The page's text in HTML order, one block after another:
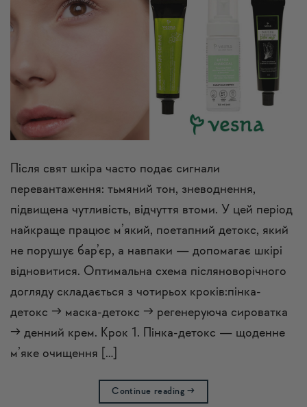
Після свят шкіра часто подає сигнали
перевантаження: тьмяний тон, зневоднення,
підвищена чутливість, відчуття втоми. У цей період
найкраще працює м’який, поетапний детокс, який
не порушує бар’єр, а навпаки — допомагає шкірі
відновитися. Оптимальна схема післяноворічного
догляду складається з чотирьох кроків:пінка-
детокс → маска-детокс → регенеруюча сироватка
→ денний крем. Крок 1. Пінка-детокс — щоденне
м’яке очищення […]
Continue reading→